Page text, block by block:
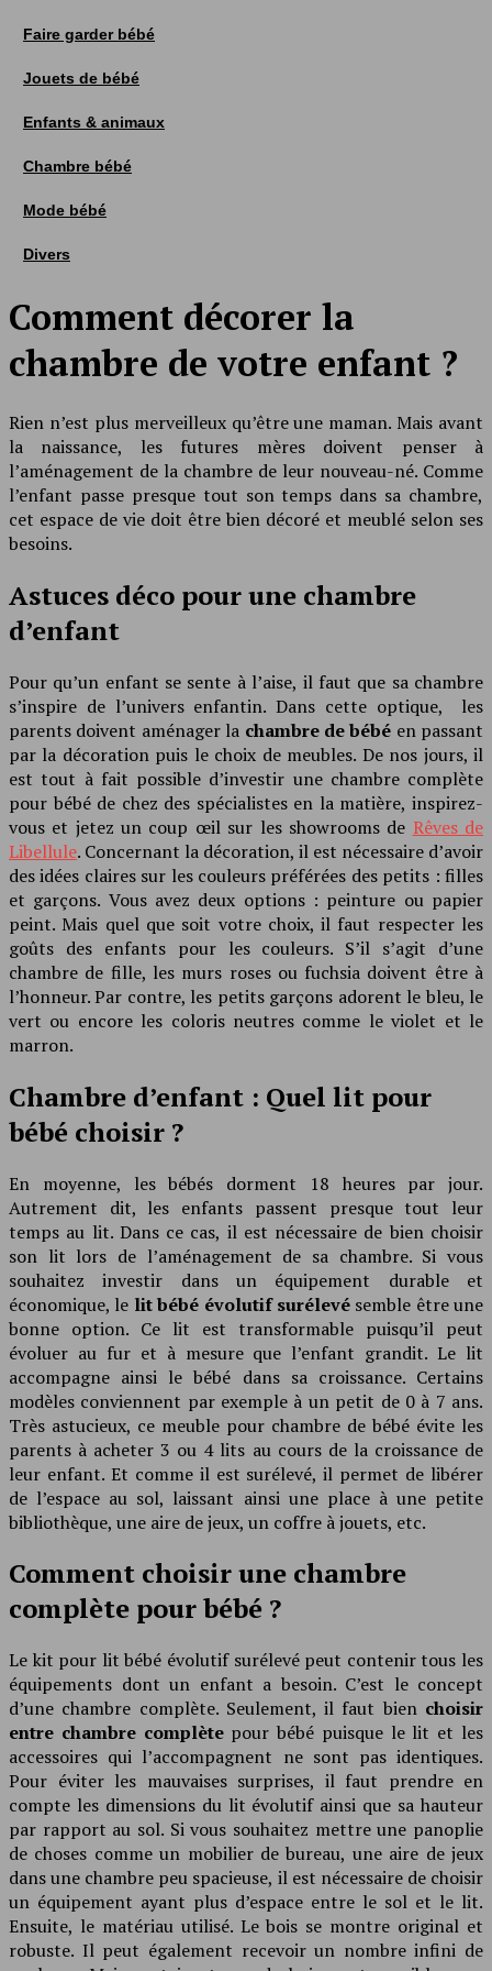
Faire garder bébé
Jouets de bébé
Enfants & animaux
Chambre bébé
Mode bébé
Divers
Comment décorer la
chambre de votre enfant ?
Rien n’est plus merveilleux qu’être une maman. Mais avant
la naissance, les futures mères doivent penser à
l’aménagement de la chambre de leur nouveau-né. Comme
l’enfant passe presque tout son temps dans sa chambre,
cet espace de vie doit être bien décoré et meublé selon ses
besoins.
Astuces déco pour une chambre
d’enfant
Pour qu’un enfant se sente à l’aise, il faut que sa chambre
s’inspire de l’univers enfantin. Dans cette optique, les
parents doivent aménager la chambre de bébé en passant
par la décoration puis le choix de meubles. De nos jours, il
est tout à fait possible d’investir une chambre complète
pour bébé de chez des spécialistes en la matière, inspirez-
vous et jetez un coup œil sur les showrooms de Rêves de
Libellule. Concernant la décoration, il est nécessaire d’avoir
des idées claires sur les couleurs préférées des petits : filles
et garçons. Vous avez deux options : peinture ou papier
peint. Mais quel que soit votre choix, il faut respecter les
goûts des enfants pour les couleurs. S’il s’agit d’une
chambre de fille, les murs roses ou fuchsia doivent être à
l’honneur. Par contre, les petits garçons adorent le bleu, le
vert ou encore les coloris neutres comme le violet et le
marron.
Chambre d’enfant : Quel lit pour
bébé choisir ?
En moyenne, les bébés dorment 18 heures par jour.
Autrement dit, les enfants passent presque tout leur
temps au lit. Dans ce cas, il est nécessaire de bien choisir
son lit lors de l’aménagement de sa chambre. Si vous
souhaitez investir dans un équipement durable et
économique, le lit bébé évolutif surélevésemble être une
bonne option. Ce lit est transformable puisqu’il peut
évoluer au fur et à mesure que l’enfant grandit. Le lit
accompagne ainsi le bébé dans sa croissance. Certains
modèles conviennent par exemple à un petit de 0 à 7 ans.
Très astucieux, ce meuble pour chambre de bébé évite les
parents à acheter 3 ou 4 lits au cours de la croissance de
leur enfant. Et comme il est surélevé, il permet de libérer
de l’espace au sol, laissant ainsi une place à une petite
bibliothèque, une aire de jeux, un coffre à jouets, etc.
Comment choisir une chambre
complète pour bébé ?
Le kit pour lit bébé évolutif surélevé peut contenir tous les
équipements dont un enfant a besoin. C’est le concept
d’une chambre complète. Seulement, il faut bien choisir
entre chambre complète pour bébé puisque le lit et les
accessoires qui l’accompagnent ne sont pas identiques.
Pour éviter les mauvaises surprises, il faut prendre en
compte les dimensions du lit évolutif ainsi que sa hauteur
par rapport au sol. Si vous souhaitez mettre une panoplie
de choses comme un mobilier de bureau, une aire de jeux
dans une chambre peu spacieuse, il est nécessaire de choisir
un équipement ayant plus d’espace entre le sol et le lit.
Ensuite, le matériau utilisé. Le bois se montre original et
robuste. Il peut également recevoir un nombre infini de